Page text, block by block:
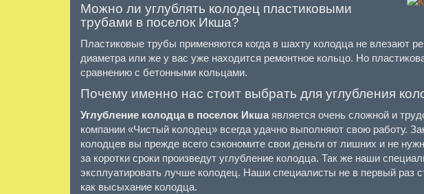
Можно ли углублять колодец пластиковыми
трубами в поселок Икша?
Пластиковые трубы применяются когда в шахту колодца не влезают
диаметра или же у вас уже находится ремонтное кольцо. Но
сравнению с бетонными кольцами.
Почему именно нас стоит выбрать для углубления
Углубление колодца в поселок Икша является очень сложной и
компании «Чистый колодец» всегда удачно выполняют свою работу.
колодцев вы прежде всего сэкономите свои деньги от лишних и не
за коротки сроки произведут углубление колодца. Так же наши
эксплуатировать лучше колодец. Наши специалисты не в первый раз
как высыхание колодца.